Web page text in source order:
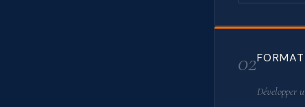
02
Développer